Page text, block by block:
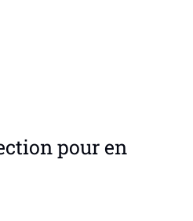
pour en